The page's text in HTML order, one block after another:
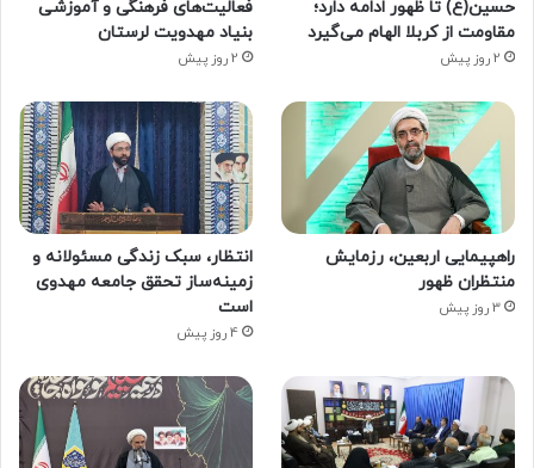
حسین(ع) تا ظهور ادامه دارد؛
مقاومت از کربلا الهام می‌گیرد
2 روز پیش
فعالیت‌های فرهنگی و آموزشی
بنیاد مهدویت لرستان
2 روز پیش
راهپیمایی اربعین، رزمایش
منتظران ظهور
3 روز پیش
انتظار، سبک زندگی مسئولانه و
زمینه‌ساز تحقق جامعه مهدوی
است
4 روز پیش